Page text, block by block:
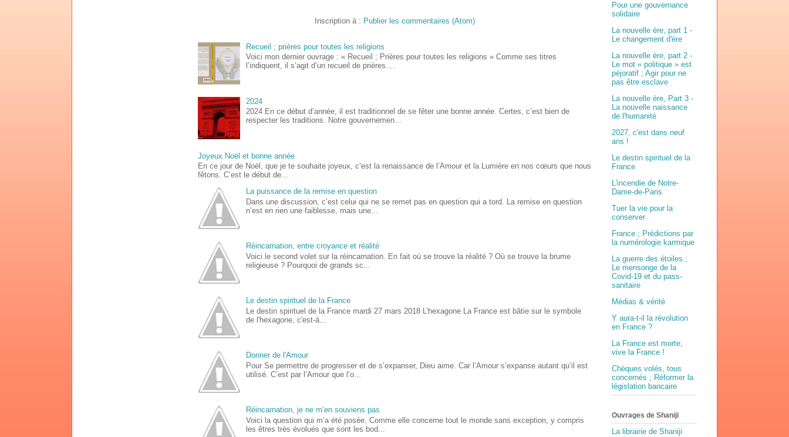
Inscription à : Publier les commentaires (Atom)
Recueil ; prières pour toutes les religions
Voici mon dernier ouvrage : « Recueil ; Prières pour toutes les religions » Comme ses titres
l’indiquent, il s’agit d’un recueil de prières....
2024
2024 En ce début d’année, il est traditionnel de se fêter une bonne année. Certes, c’est bien de
respecter les traditions. Notre gouvernemen...
Joyeux Noël et bonne année
En ce jour de Noël, que je te souhaite joyeux, c’est la renaissance de l’Amour et la Lumière en nos cœurs que nous
fêtons. C’est le début de...
La puissance de la remise en question
Dans une discussion, c’est celui qui ne se remet pas en question qui a tord. La remise en question
n’est en rien une faiblesse, mais une...
Réincarnation, entre croyance et réalité
Voici le second volet sur la réincarnation. En fait où se trouve la réalité ? Où se trouve la brume
religieuse ? Pourquoi de grands sc...
Le destin spirituel de la France
Le destin spirituel de la France mardi 27 mars 2018 L’hexagone La France est bâtie sur le symbole
de l'hexagone, c'est-à...
Donner de l'Amour
Pour Se permettre de progresser et de s’expanser, Dieu aime. Car l’Amour s’expanse autant qu’il est
utilisé. C’est par l’Amour que l’o...
Réincarnation, je ne m’en souviens pas
Voici la question qui m’a été posée. Comme elle concerne tout le monde sans exception, y compris
les êtres très évolués que sont les bod...
Pour une gouvernance
solidaire
La nouvelle ère, part 1 -
Le changement d'ère
La nouvelle ère, part 2 -
Le mot « politique » est
péjoratif ; Agir pour ne
pas être esclave
La nouvelle ère, Part 3 -
La nouvelle naissance
de l'humanité
2027, c'est dans neuf
ans !
Le destin spirituel de la
France
L'incendie de Notre-
Dame-de-Paris
Tuer la vie pour la
conserver
France ; Prédictions par
la numérologie karmique
La guerre des étoiles ;
Le mensonge de la
Covid-19 et du pass-
sanitaire
Médias & vérité
Y aura-t-il la révolution
en France ?
La France est morte,
vive la France !
Chèques volés, tous
concernés ; Réformer la
législation bancaire
Ouvrages de Shaniji
La librairie de Shaniji